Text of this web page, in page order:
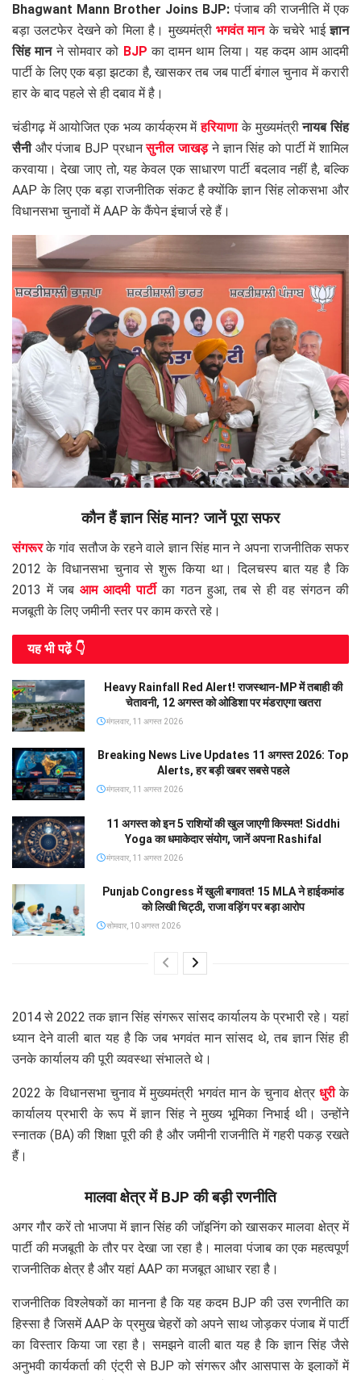
Bhagwant Mann Brother Joins BJP: पंजाब की राजनीति में एक
बड़ा उलटफेर देखने को मिला है। मुख्यमंत्री भगवंत मानके चचेरे भाईज्ञान
सिंह मानने सोमवार को BJP का दामन थाम लिया। यह कदम आम आदमी
पार्टी के लिए एक बड़ा झटका है, खासकर तब जब पार्टी बंगाल चुनाव में करारी
हार के बाद पहले से ही दबाव में है।
चंडीगढ़ में आयोजित एक भव्य कार्यक्रम मेंहरियाणाके मुख्यमंत्रीनायब सिंह
सैनीऔर पंजाब BJP प्रधानसुनील जाखड़ने ज्ञान सिंह को पार्टी में शामिल
करवाया। देखा जाए तो, यह केवल एक साधारण पार्टी बदलाव नहीं है, बल्कि
AAP के लिए एक बड़ा राजनीतिक संकट है क्योंकि ज्ञान सिंह लोकसभा और
विधानसभा चुनावों में AAP के कैंपेन इंचार्ज रहे हैं।
कौन हैं ज्ञान सिंह मान? जानें पूरा सफर
संगरूरके गांव सतौज के रहने वाले ज्ञान सिंह मान ने अपना राजनीतिक सफर
2012 के विधानसभा चुनाव से शुरू किया था। दिलचस्प बात यह है कि
2013 में जब आम आदमी पार्टीका गठन हुआ, तब से ही वह संगठन की
मजबूती के लिए जमीनी स्तर पर काम करते रहे।
यह भी पढे़ं 👇
Heavy Rainfall Red Alert! राजस्थान-MP में तबाही की
चेतावनी, 12 अगस्त को ओडिशा पर मंडराएगा खतरा
मंगलवार, 11 अगस्त 2026
Breaking News Live Updates 11 अगस्त 2026: Top
Alerts, हर बड़ी खबर सबसे पहले
मंगलवार, 11 अगस्त 2026
11 अगस्त को इन 5 राशियों की खुल जाएगी किस्मत! Siddhi
Yoga का धमाकेदार संयोग, जानें अपना Rashifal
मंगलवार, 11 अगस्त 2026
Punjab Congress में खुली बगावत! 15 MLA ने हाईकमांड
को लिखी चिट्ठी, राजा वड़िंग पर बड़ा आरोप
सोमवार, 10 अगस्त 2026
2014 से 2022 तक ज्ञान सिंह संगरूर सांसद कार्यालय के प्रभारी रहे। यहां
ध्यान देने वाली बात यह है कि जब भगवंत मान सांसद थे, तब ज्ञान सिंह ही
उनके कार्यालय की पूरी व्यवस्था संभालते थे।
2022 के विधानसभा चुनाव में मुख्यमंत्री भगवंत मान के चुनाव क्षेत्र धुरीके
कार्यालय प्रभारी के रूप में ज्ञान सिंह ने मुख्य भूमिका निभाई थी। उन्होंने
स्नातक (BA) की शिक्षा पूरी की है और जमीनी राजनीति में गहरी पकड़ रखते
हैं।
मालवा क्षेत्र में BJP की बड़ी रणनीति
अगर गौर करें तो भाजपा में ज्ञान सिंह की जॉइनिंग को खासकर मालवा क्षेत्र में
पार्टी की मजबूती के तौर पर देखा जा रहा है। मालवा पंजाब का एक महत्वपूर्ण
राजनीतिक क्षेत्र है और यहां AAP का मजबूत आधार रहा है।
राजनीतिक विश्लेषकों का मानना है कि यह कदम BJP की उस रणनीति का
हिस्सा है जिसमें AAP के प्रमुख चेहरों को अपने साथ जोड़कर पंजाब में पार्टी
का विस्तार किया जा रहा है। समझने वाली बात यह है कि ज्ञान सिंह जैसे
अनुभवी कार्यकर्ता की एंट्री से BJP को संगरूर और आसपास के इलाकों में